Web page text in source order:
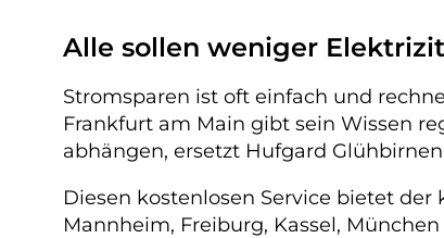
Alle sollen weniger
Stromsparen ist oft einfach und
Frankfurt am Main gibt sein Wissen
abhängen, ersetzt Hufgard
Diesen kostenlosen Service bietet
Mannheim, Freiburg, Kassel,